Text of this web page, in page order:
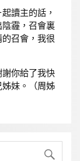
讀主的話，
霾，召會裏
召會，我很
你給了我快
妹。（周姊